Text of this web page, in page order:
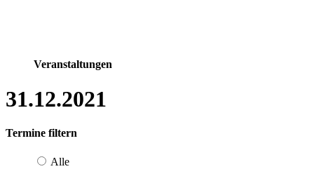
Veranstaltungen
31.12.2021
Termine filtern
Alle